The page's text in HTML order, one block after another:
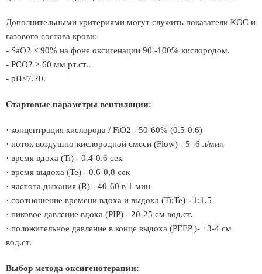
Дополнительными критериями могут служить показатели КОС и
газового состава крови:
- SaО2 < 90% на фоне оксигенации 90 -100% кислородом.
- PCO2 > 60 мм рт.ст..
- рН<7.20.
Стартовые параметры вентиляции:
· концентрация кислорода / FiО2 - 50-60% (0.5-0.6)
· поток воздушно-кислородной смеси (Flow) - 5 -6 л/мин
· время вдоха (Ti) - 0.4-0.6 сек
· время выдоха (Те) - 0.6-0,8 сек
· частота дыхания (R) - 40-60 в 1 мин
· соотношение времени вдоха и выдоха (Ti:Te) - 1:1.5
· пиковое давление вдоха (PIP) - 20-25 см вод.ст.
· положительное давление в конце выдоха (PEEP )- +3-4 см
вод.ст.
Выбор метода оксигенотерапии: